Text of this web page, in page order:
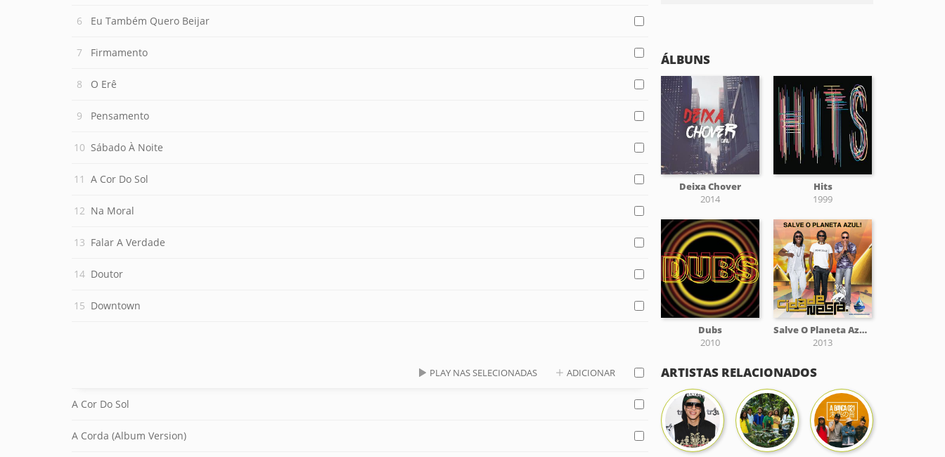
Eu Também Quero Beijar
Firmamento
O Erê
Pensamento
Sábado À Noite
A Cor Do Sol
Na Moral
Falar A Verdade
Doutor
Downtown
PLAY NAS SELECIONADAS ADICIONAR
A Cor Do Sol
A Corda (Album Version)
ÁLBUNS
Deixa Chover
2014
Hits
1999
Dubs
2010
Salve O Planeta Azul - Single
2013
ARTISTAS RELACIONADOS